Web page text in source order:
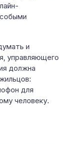
и
управляющего
должна
для
человеку.